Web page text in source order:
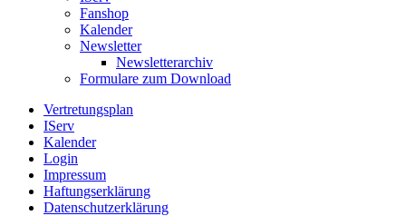
Fanshop
Kalender
Newsletter
Newsletterarchiv
Formulare zum Download
Vertretungsplan
IServ
Kalender
Login
Impressum
Haftungserklärung
Datenschutzerklärung